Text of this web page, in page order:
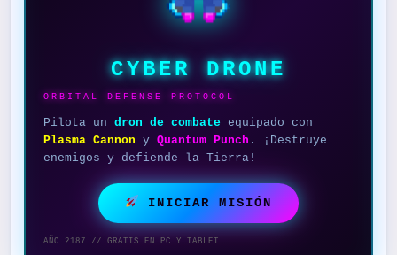
CYBER DRONE
ORBITAL DEFENSE PROTOCOL
Pilota un dron de combate equipado con
Plasma Cannon y Quantum Punch . ¡Destruye
enemigos y defiende la Tierra!
INICIAR MISIÓN
AÑO 2187 // GRATIS EN PC Y TABLET